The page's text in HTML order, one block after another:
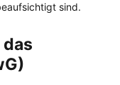
sind.